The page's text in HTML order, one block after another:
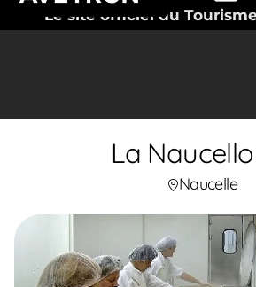
Le site officiel du
La
Naucelle